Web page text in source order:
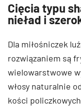
Cięcia typu
nieład i
Dla miłośniczek
rozwiązaniem są
wielowarstwowe
włosy naturalnie
kości